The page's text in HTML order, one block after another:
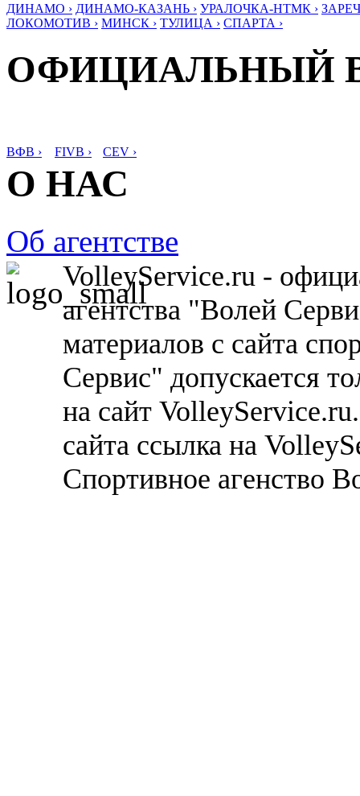
ДИНАМО › ДИНАМО-КАЗАНЬ › УРАЛОЧКА-НТМК ›
ЛОКОМОТИВ › МИНСК › ТУЛИЦА › СПАРТА ›
ОФИЦИАЛЬНЫЙ
ВФВ › FIVB › CEV ›
О НАС
Об агентстве
VolleyService.ru -
агентства "Волей
материалов с сайта
Сервис" допускается
на сайт
сайта ссылка на
Спортивное агенство